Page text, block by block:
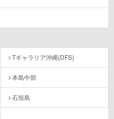
Tギャラリア沖縄(DFS)
本島中部
石垣島